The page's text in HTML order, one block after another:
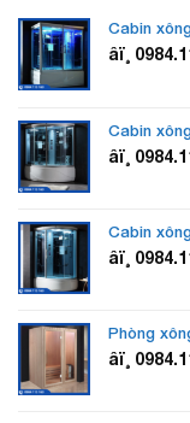
Cabin
âï¸
Cabin
âï¸
Cabin
âï¸
Phòng
âï¸